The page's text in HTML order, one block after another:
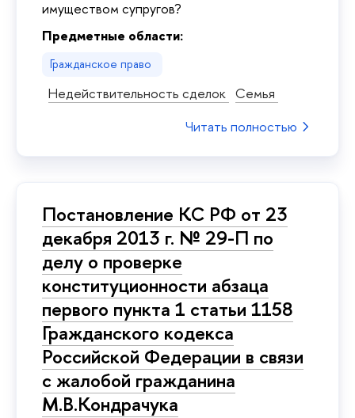
имуществом супругов?
Предметные области:
Гражданское право
Недействительность сделок Семья
Читать полностью
Постановление КС РФ от 23
декабря 2013 г. № 29-П по
делу о проверке
конституционности абзаца
первого пункта 1 статьи 1158
Гражданского кодекса
Российской Федерации в связи
с жалобой гражданина
М.В.Кондрачука